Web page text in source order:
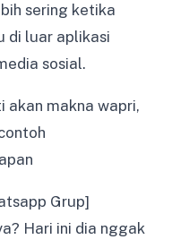
sering ketika
di luar aplikasi
sosial.
akan makna wapri,
Grup]
Hari ini dia nggak